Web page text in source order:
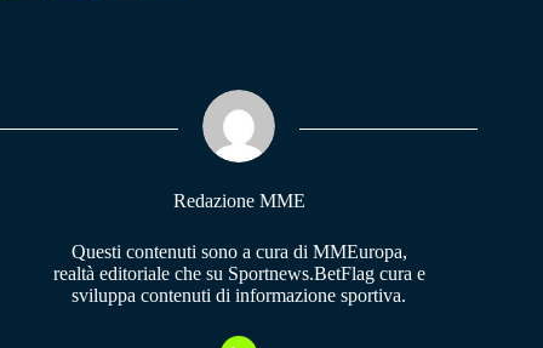
pp m
Redazione MME
Questi contenuti sono a cura di MMEuropa,
realtà editoriale che su Sportnews.BetFlag cura e
sviluppa contenuti di informazione sportiva.